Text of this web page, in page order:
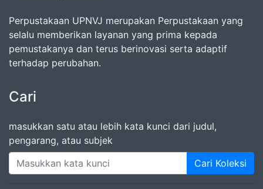
Perpustakaan UPNVJ merupakan Perpustakaan yang
selalu memberikan layanan yang prima kepada
pemustakanya dan terus berinovasi serta adaptif
terhadap perubahan.
Cari
masukkan satu atau lebih kata kunci dari judul,
pengarang, atau subjek
Cari Koleksi